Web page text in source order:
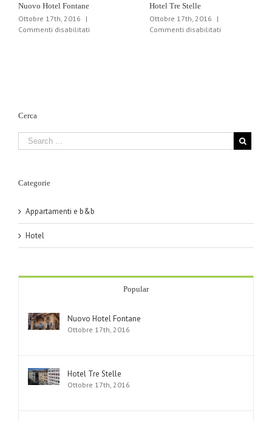
Nuovo Hotel Fontane
Ottobre 17th, 2016
|
Commenti disabilitati
Hotel Tre Stelle
Ottobre 17th, 2016
|
Commenti disabilitati
Cerca
Categorie
Appartamenti e b&b
Hotel
Popular
Nuovo Hotel Fontane
Ottobre 17th, 2016
Hotel Tre Stelle
Ottobre 17th, 2016